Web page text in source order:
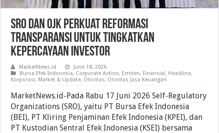
SRO Dan OJK Perkuat Reformasi
Transparansi Untuk Tingkatkan
Kepercayaan Investor
MarketNews.id
June 18, 2026
Bursa Efek Indonesia, Corporate Action, Emiten, Finansial, Headline,
Korporasi, Market & Update, Otoritas, Otoritas Jasa Keuangan
MarketNews.id-Pada Rabu 17 Juni 2026 Self-Regulatory
Organizations (SRO), yaitu PT Bursa Efek Indonesia
(BEI), PT Kliring Penjaminan Efek Indonesia (KPEI), dan
PT Kustodian Sentral Efek Indonesia (KSEI) bersama